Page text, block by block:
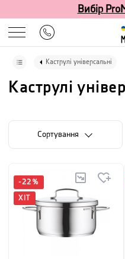
Вибір
Каструлі універсальні
Каструлі
Сортування
-22 %
ХІТ